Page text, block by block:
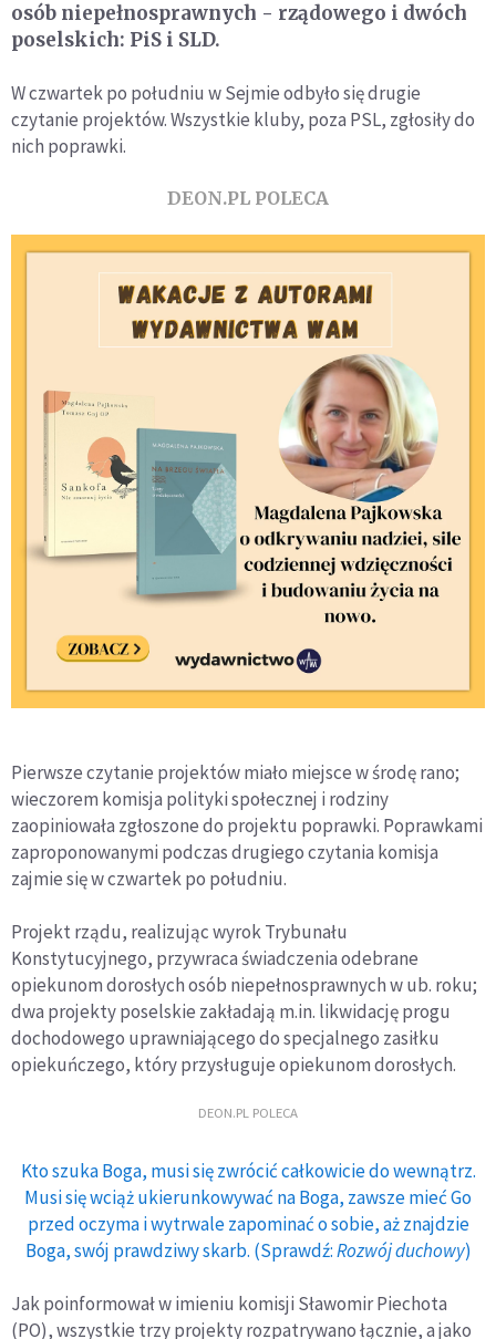
osób niepełnosprawnych - rządowego i dwóch
poselskich: PiS i SLD.
W czwartek po południu w Sejmie odbyło się drugie
czytanie projektów. Wszystkie kluby, poza PSL, zgłosiły do
nich poprawki.
DEON.PL POLECA
Pierwsze czytanie projektów miało miejsce w środę rano;
wieczorem komisja polityki społecznej i rodziny
zaopiniowała zgłoszone do projektu poprawki. Poprawkami
zaproponowanymi podczas drugiego czytania komisja
zajmie się w czwartek po południu.
Projekt rządu, realizując wyrok Trybunału
Konstytucyjnego, przywraca świadczenia odebrane
opiekunom dorosłych osób niepełnosprawnych w ub. roku;
dwa projekty poselskie zakładają m.in. likwidację progu
dochodowego uprawniającego do specjalnego zasiłku
opiekuńczego, który przysługuje opiekunom dorosłych.
DEON.PL POLECA
Kto szuka Boga, musi się zwrócić całkowicie do wewnątrz.
Musi się wciąż ukierunkowywać na Boga, zawsze mieć Go
przed oczyma i wytrwale zapominać o sobie, aż znajdzie
Boga, swój prawdziwy skarb. (Sprawdź:Rozwój duchowy)
Jak poinformował w imieniu komisji Sławomir Piechota
(PO), wszystkie trzy projekty rozpatrywano łącznie, a jako